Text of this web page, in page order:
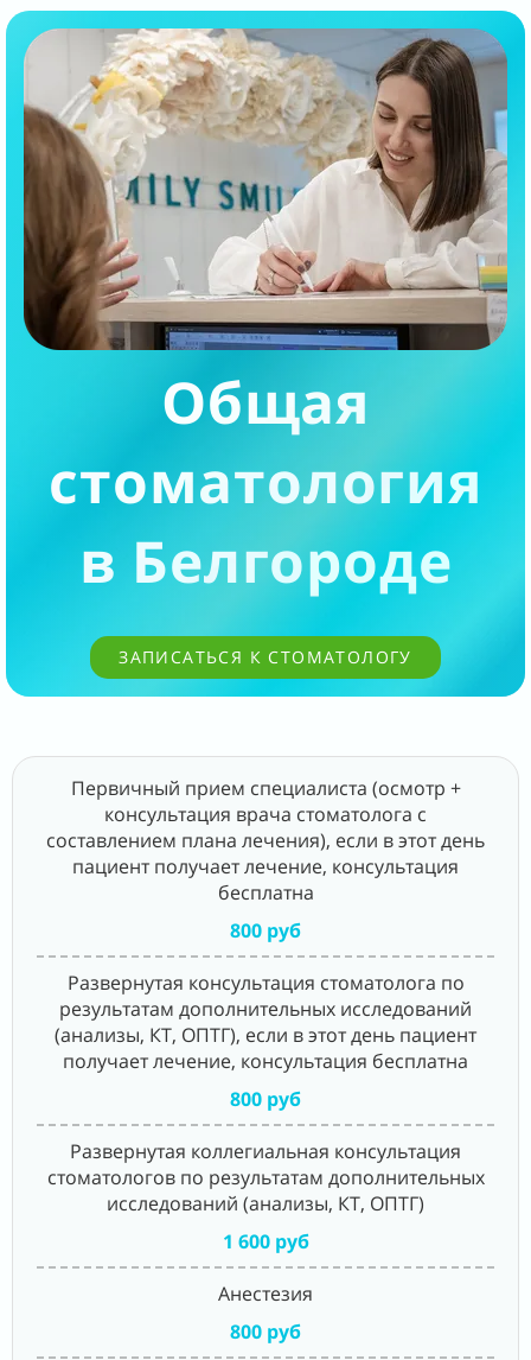
Общая
стоматология
в Белгороде
ЗАПИСАТЬСЯ К СТОМАТОЛОГУ
Первичный прием специалиста (осмотр +
консультация врача стоматолога с
составлением плана лечения), если в этот день
пациент получает лечение, консультация
бесплатна
800 руб
Развернутая консультация стоматолога по
результатам дополнительных исследований
(анализы, КТ, ОПТГ), если в этот день пациент
получает лечение, консультация бесплатна
800 руб
Развернутая коллегиальная консультация
стоматологов по результатам дополнительных
исследований (анализы, КТ, ОПТГ)
1 600 руб
Анестезия
800 руб